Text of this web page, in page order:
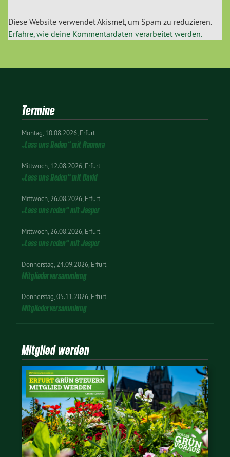
Diese Website verwendet Akismet, um Spam zu reduzieren.
Erfahre, wie deine Kommentardaten verarbeitet werden.
Termine
Montag 10.08.2026 Erfurt
„Lass uns Reden“ mit Ramona
Mittwoch 12.08.2026 Erfurt
„Lass uns Reden“ mit David
Mittwoch 26.08.2026 Erfurt
„Lass uns reden“ mit Jasper
Mittwoch 26.08.2026 Erfurt
„Lass uns reden“ mit Jasper
Donnerstag 24.09.2026 Erfurt
Mitgliederversammlung
Donnerstag 05.11.2026 Erfurt
Mitgliederversammlung
Mitglied werden